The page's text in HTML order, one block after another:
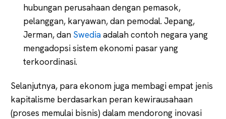
hubungan perusahaan dengan pemasok,
pelanggan, karyawan, dan pemodal. Jepang,
Jerman, dan Swediaadalah contoh negara yang
mengadopsi sistem ekonomi pasar yang
terkoordinasi.
Selanjutnya, para ekonom juga membagi empat jenis
kapitalisme berdasarkan peran kewirausahaan
(proses memulai bisnis) dalam mendorong inovasi